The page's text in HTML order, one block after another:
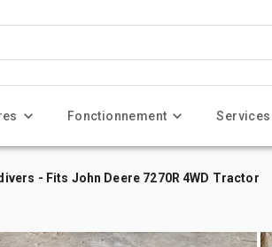
Fonctionnement Services
- Fits John Deere 7270R 4WD Tractor